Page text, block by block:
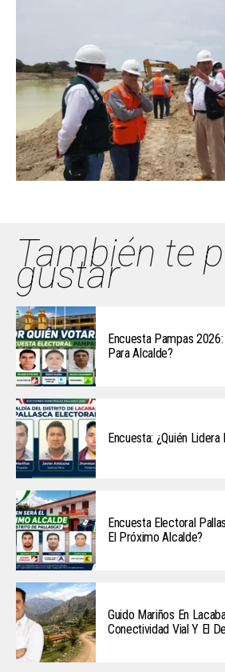
También te
gustar
Encuesta Pampas
Para Alcalde?
Encuesta: ¿Quién
Encuesta Electoral
El Próximo Alcalde?
Guido Mariños En
Conectividad Vial Y El